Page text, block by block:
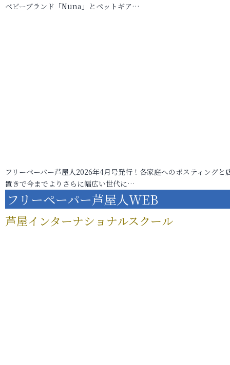
ベビーブランド「Nuna」とペットギア…
フリーペーパー芦屋人2026年4月号発行！各家庭へのポスティングと
置きで今までよりさらに幅広い世代に…
フリーペーパー芦屋人WEB
芦屋インターナショナルスクール